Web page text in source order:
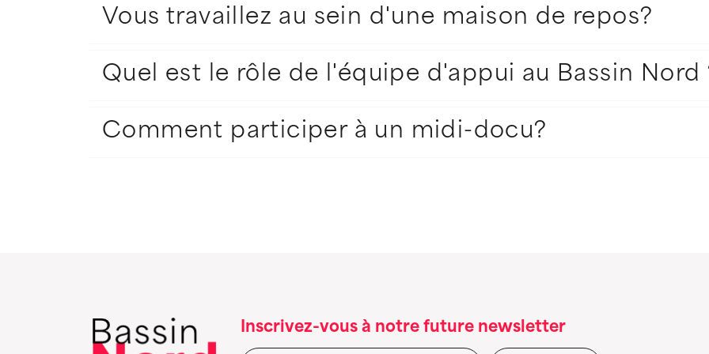
Vous travaillez au sein d'une maison de repos?
Quel est le rôle de l'équipe d'appui au Bassin Nord
Comment participer à un midi-docu?
Inscrivez-vous à notre future newsletter